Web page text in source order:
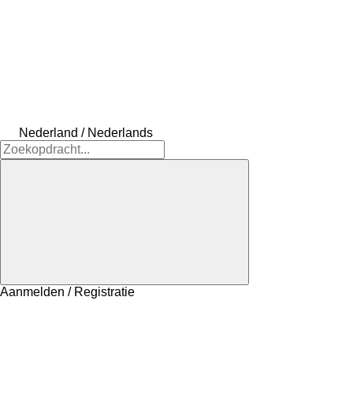
Nederland / Nederlands
Aanmelden / Registratie